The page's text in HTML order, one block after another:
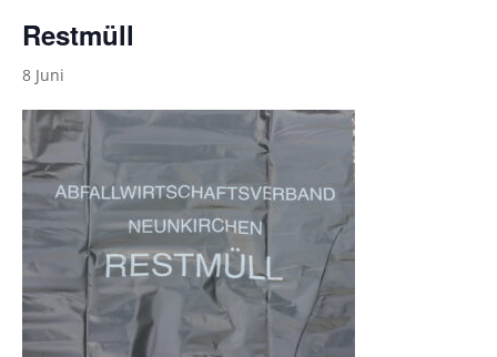
Restmüll
8 Juni